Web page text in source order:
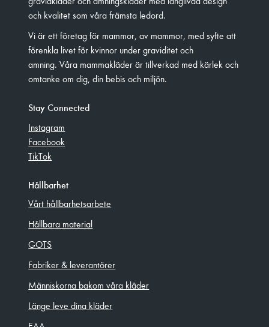
och kvalitet som våra främsta ledord.
Vi är ett företag för mammor, av mammor, med syfte att
förenkla livet för kvinnor under graviditet och
amning. Våra mammakläder är tillverkad med kärlek och
omtanke om dig, din bebis och miljön.
Stay Connected
Instagram
Facebook
TikTok
Hållbarhet
Vårt hållbarhetsarbete
Hållbara material
GOTS
Fabriker & leverantörer
Människorna bakom våra kläder
Länge leve dina kläder